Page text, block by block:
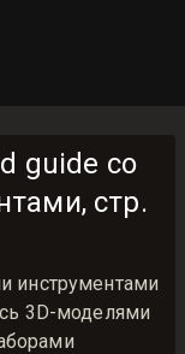
guide со
стр.
инструментами
3D-моделями